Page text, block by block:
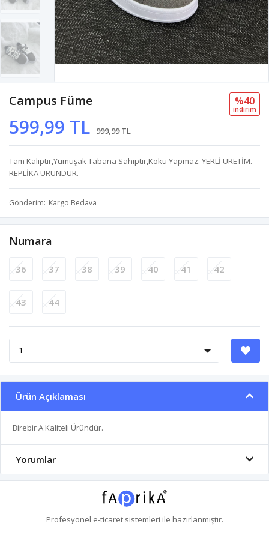
Campus Füme
599,99 TL 999,99 TL
%40
i̇ndi̇ri̇m
Tam Kalıptır,Yumuşak Tabana Sahiptir,Koku Yapmaz. YERLİ ÜRETİM.
REPLİKA ÜRÜNDÜR.
Gönderim Kargo Bedava
Numara
36 37 38 39 40 41 42
43 44
Ürün Açıklaması
Birebir A Kaliteli Üründür.
Yorumlar
Profesyonel e-ticaretsistemleri ile hazırlanmıştır.